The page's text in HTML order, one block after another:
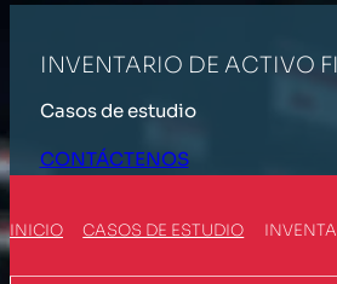
INVENTARIO DE ACTIVO
Casos de estudio
CONTÁCTENOS
INICIO CASOS DE ESTUDIO